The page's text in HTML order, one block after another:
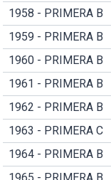
1958 - PRIMERA B
1959 - PRIMERA B
1960 - PRIMERA B
1961 - PRIMERA B
1962 - PRIMERA B
1963 - PRIMERA C
1964 - PRIMERA B
1965 - PRIMERA B